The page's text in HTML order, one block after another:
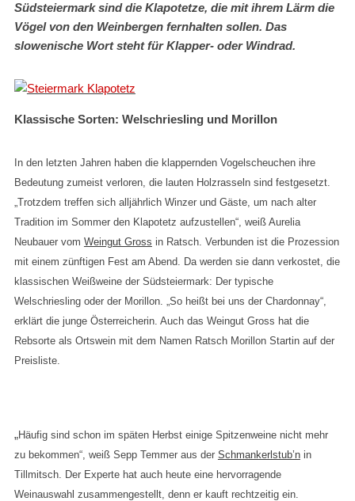
Südsteiermark sind die Klapotetze, die mit ihrem Lärm die
Vögel von den Weinbergen fernhalten sollen. Das
slowenische Wort steht für Klapper- oder Windrad.
Klassische Sorten: Welschriesling und Morillon
In den letzten Jahren haben die klappernden Vogelscheuchen ihre
Bedeutung zumeist verloren, die lauten Holzrasseln sind festgesetzt.
„Trotzdem treffen sich alljährlich Winzer und Gäste, um nach alter
Tradition im Sommer den Klapotetz aufzustellen“, weiß Aurelia
Neubauer vom Weingut Gross in Ratsch. Verbunden ist die Prozession
mit einem zünftigen Fest am Abend. Da werden sie dann verkostet, die
klassischen Weißweine der Südsteiermark: Der typische
Welschriesling oder der Morillon. „So heißt bei uns der Chardonnay“,
erklärt die junge Österreicherin. Auch das Weingut Gross hat die
Rebsorte als Ortswein mit dem Namen Ratsch Morillon Startin auf der
Preisliste.
„Häufig sind schon im späten Herbst einige Spitzenweine nicht mehr
zu bekommen“, weiß Sepp Temmer aus der Schmankerlstub’nin
Tillmitsch. Der Experte hat auch heute eine hervorragende
Weinauswahl zusammengestellt, denn er kauft rechtzeitig ein.